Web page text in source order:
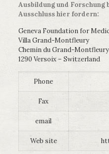
Ausbildung und Forschung
Ausschluss hier fordern:
Geneva Foundation for
Villa Grand-Montfleury
Chemin du Grand-
1290 Versoix – Switzerland
Phone
Fax
email
Web site